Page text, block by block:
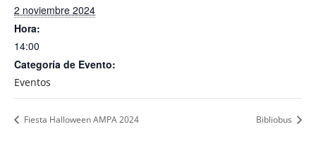
2 noviembre 2024
Hora:
14:00
Categoría de Evento:
Eventos
Fiesta Halloween AMPA 2024 Bibliobus